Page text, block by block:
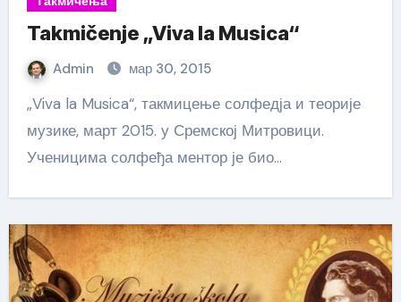
Takmičenje „Viva la Musica“
Admin мар 30, 2015
„Viva la Musica“, такмицење солфедја и теорије
музике, март 2015. у Сремској Митровици.
Ученицима солфеђа ментор је био…